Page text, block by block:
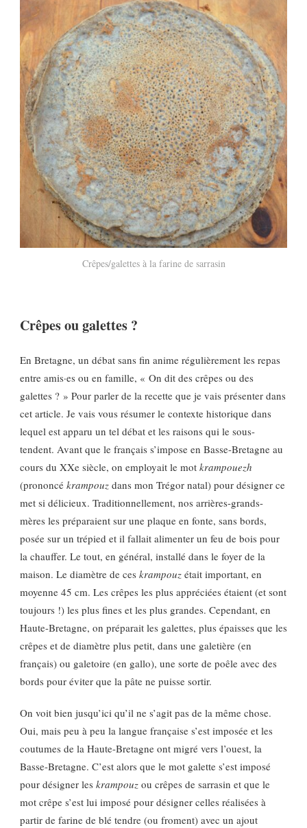
FARINE
DE
BLÉ
NOIR
(OU
GALETTES
DE
SARRASIN)
Crêpes/galettes à la farine de sarrasin
Crêpes ou galettes ?
En Bretagne, un débat sans fin anime régulièrement les repas
entre amis·es ou en famille, « On dit des crêpes ou des
galettes ? » Pour parler de la recette que je vais présenter dans
cet article. Je vais vous résumer le contexte historique dans
lequel est apparu un tel débat et les raisons qui le sous-
tendent. Avant que le français s’impose en Basse-Bretagne au
cours du XXe siècle, on employait le mot krampouezh
(prononcé krampouz dans mon Trégor natal) pour désigner ce
met si délicieux. Traditionnellement, nos arrières-grands-
mères les préparaient sur une plaque en fonte, sans bords,
posée sur un trépied et il fallait alimenter un feu de bois pour
la chauffer. Le tout, en général, installé dans le foyer de la
maison. Le diamètre de ces krampouz était important, en
moyenne 45 cm. Les crêpes les plus appréciées étaient (et sont
toujours !) les plus fines et les plus grandes. Cependant, en
Haute-Bretagne, on préparait les galettes, plus épaisses que les
crêpes et de diamètre plus petit, dans une galetière (en
français) ou galetoire (en gallo), une sorte de poêle avec des
bords pour éviter que la pâte ne puisse sortir.
On voit bien jusqu’ici qu’il ne s’agit pas de la même chose.
Oui, mais peu à peu la langue française s’est imposée et les
coutumes de la Haute-Bretagne ont migré vers l’ouest, la
Basse-Bretagne. C’est alors que le mot galette s’est imposé
pour désigner les krampouz ou crêpes de sarrasin et que le
mot crêpe s’est lui imposé pour désigner celles réalisées à
partir de farine de blé tendre (ou froment) avec un ajout